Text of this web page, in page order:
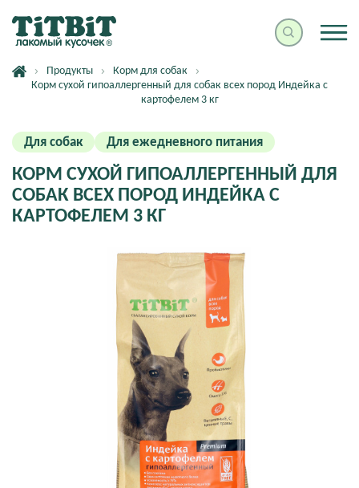
Продукты
Корм для собак
Корм сухой гипоаллергенный для собак всех пород Индейка с
картофелем 3 кг
Для собак Для ежедневного питания
КОРМ СУХОЙ ГИПОАЛЛЕРГЕННЫЙ ДЛЯ
СОБАК ВСЕХ ПОРОД ИНДЕЙКА С
КАРТОФЕЛЕМ 3 КГ